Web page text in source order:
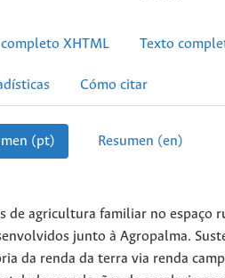
XHTML Texto
Cómo citar
(pt) Resumen (en)
de agricultura familiar no espaço
junto à Agropalma.
da renda da terra via renda